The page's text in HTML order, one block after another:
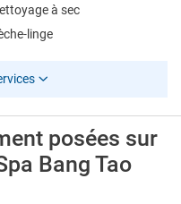
à sec
linge
posées sur
Bang Tao